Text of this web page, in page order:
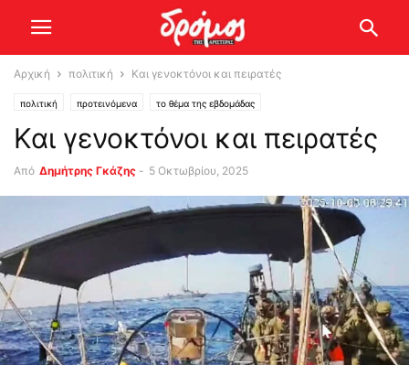
Αρχική πολιτική Και γενοκτόνοι και πειρατές
πολιτική προτεινόμενα το θέμα της εβδομάδας
Και γενοκτόνοι και πειρατές
Από Δημήτρης Γκάζης - 5 Οκτωβρίου, 2025